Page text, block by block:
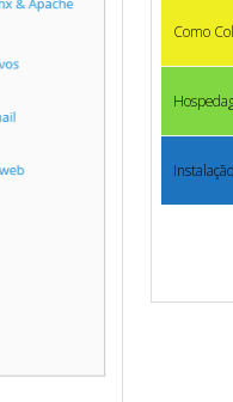
Como